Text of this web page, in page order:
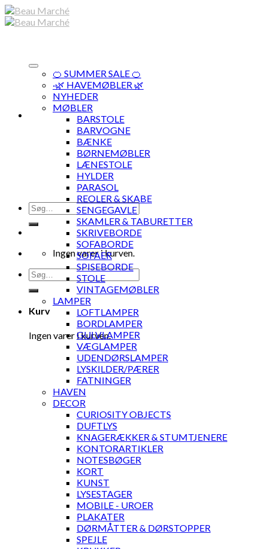
Skip
to
Søg
efter:
Ingen varer i kurven.
Søg
efter:
Kurv
Ingen varer i kurven.
🍊 SUMMER SALE 🍊
·🌿 HAVEMØBLER 🌿
NYHEDER
MØBLER
BARSTOLE
BARVOGNE
BÆNKE
BØRNEMØBLER
LÆNESTOLE
HYLDER
PARASOL
REOLER & SKABE
SENGEGAVLE
SKAMLER & TABURETTER
SKRIVEBORDE
SOFABORDE
SOFAER
SPISEBORDE
STOLE
VINTAGEMØBLER
LAMPER
LOFTLAMPER
BORDLAMPER
GULVLAMPER
VÆGLAMPER
UDENDØRSLAMPER
LYSKILDER/PÆRER
FATNINGER
HAVEN
DECOR
CURIOSITY OBJECTS
DUFTLYS
KNAGERÆKKER & STUMTJENERE
KONTORARTIKLER
NOTESBØGER
KORT
KUNST
LYSESTAGER
MOBILE - UROER
PLAKATER
DØRMÅTTER & DØRSTOPPER
SPEJLE